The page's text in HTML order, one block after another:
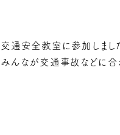
交通安全教室に参加しまし
みんなが交通事故などに合